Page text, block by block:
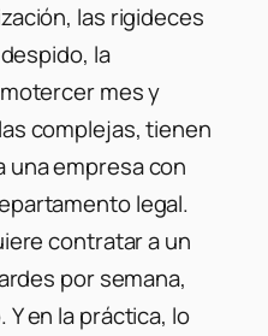
las rigideces
la
mes y
complejas, tienen
empresa con
legal.
contratar a un
por semana,
en la práctica, lo